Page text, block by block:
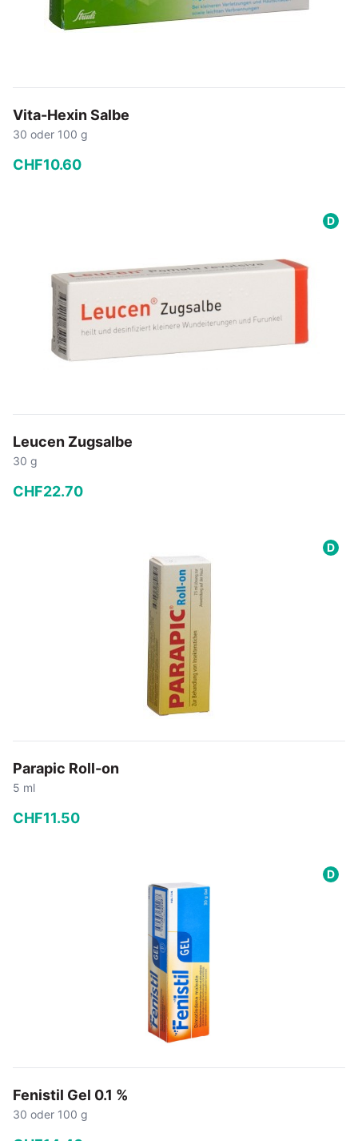
Vita-Hexin Salbe
30 oder 100 g
CHF10.60
D
Leucen Zugsalbe
30 g
CHF22.70
In den Warenkorb
D
Parapic Roll-on
5 ml
CHF11.50
In den Warenkorb
D
Fenistil Gel 0.1 %
30 oder 100 g